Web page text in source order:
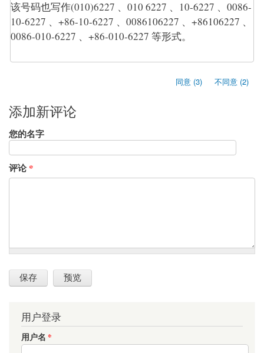
该号码也写作(010)6227 、010 6227 、10-6227 、0086-
10-6227 、+86-10-6227 、0086106227 、+86106227 、
0086-010-6227 、+86-010-6227 等形式。
同意 (3) 不同意 (2)
添加新评论
您的名字
评论*
用户登录
用户名 *